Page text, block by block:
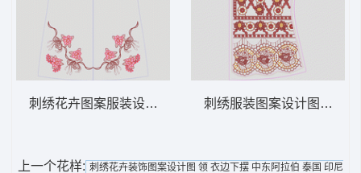
刺绣花卉图案服装设计图 领 衣边下摆 中东刺绣服装图案设计图 领 衣
上一个花样: 刺绣花卉装饰图案设计图 领 衣边下摆 中东阿拉伯 泰国 印尼